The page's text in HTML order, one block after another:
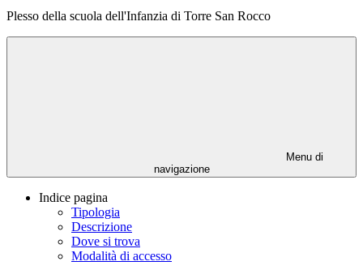
Plesso della scuola dell'Infanzia di Torre San Rocco
Menu di
navigazione
Indice pagina
Tipologia
Descrizione
Dove si trova
Modalità di accesso